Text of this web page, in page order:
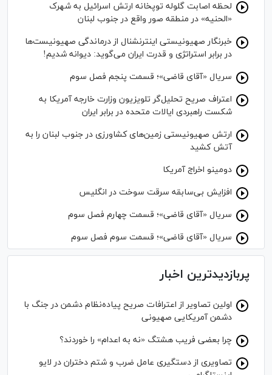
لحظه اصابت گلوله توپخانه ارتش اسرائیل به شهرک
«الحنیه» در منطقه صور واقع در جنوب لبنان
خبرنگار صهیونیستی اینترنشنال از درماندگی صهیونیست‌ها
در برابر استراتژی و قدرت ایران می‌گوید: دیوانه شدیم!
سریال «آقای قاضی»؛ قسمت پنجم فصل سوم
اعتراف صریح تحلیل‌گر تلویزیون وزارت خارجه آمریکا به
شکست راهبردی ایالات متحده در برابر ایران
ارتش صهیونیستی زمین‌های کشاورزی در جنوب لبنان را به
آتش کشید
دومینو اخراج آمریکا
افزایش بی‌سابقه سرقت سوخت در انگلیس
سریال «آقای قاضی»؛ قسمت چهارم فصل سوم
سریال «آقای قاضی»؛ قسمت سوم فصل سوم
پربازدیدترین اخبار
اولین تصاویر از اعترافات صریح پیاده‌نظام‌ دشمن در جنگ با
دشمن آمریکایی صهیونی
چرا بعضی فریب هشتگ «نه به اعدام» را خوردند؟
تصاویری از دستگیری عامل ضرب و شتم دختران در لایو